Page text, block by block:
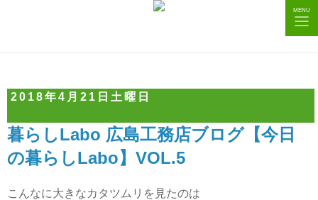
MENU
2018年4月21日土曜日
暮らしLabo 広島工務店ブログ【今日
の暮らしLabo】VOL.5
こんなに大きなカタツムリを見たのは